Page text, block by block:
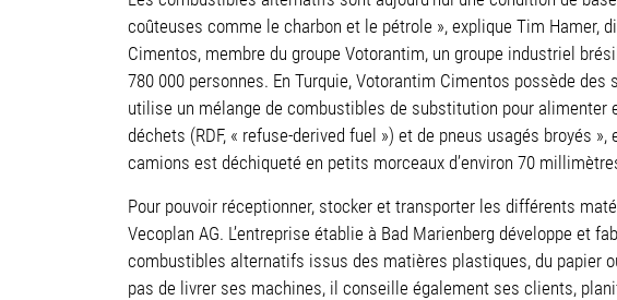
coûteuses comme le charbon et le pétrole », explique Tim
Cimentos, membre du groupe Votorantim, un groupe industriel
780 000 personnes. En Turquie, Votorantim Cimentos possède des
utilise un mélange de combustibles de substitution pour
déchets (RDF, « refuse-derived fuel ») et de pneus usagés broyés
camions est déchiqueté en petits morceaux d’environ 70
Pour pouvoir réceptionner, stocker et transporter les différents
Vecoplan AG. L’entreprise établie à Bad Marienberg développe
combustibles alternatifs issus des matières plastiques, du papier
pas de livrer ses machines, il conseille également ses clients,